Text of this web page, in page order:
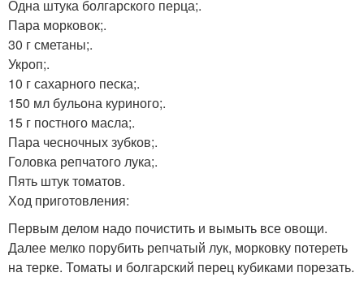
Одна штука болгарского перца;.
Пара морковок;.
30 г сметаны;.
Укроп;.
10 г сахарного песка;.
150 мл бульона куриного;.
15 г постного масла;.
Пара чесночных зубков;.
Головка репчатого лука;.
Пять штук томатов.
Ход приготовления:
Первым делом надо почистить и вымыть все овощи.
Далее мелко порубить репчатый лук, морковку потереть
на терке. Томаты и болгарский перец кубиками порезать.